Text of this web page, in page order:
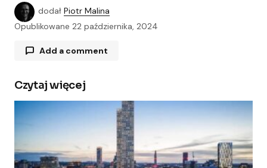
dodał Piotr Malina
Opublikowane 22 października, 2024
Add a comment
Twój adres e-mail nie zostanie opublikowany.
Wymagane pola są oznaczone*
Comment*
Czytaj więcej